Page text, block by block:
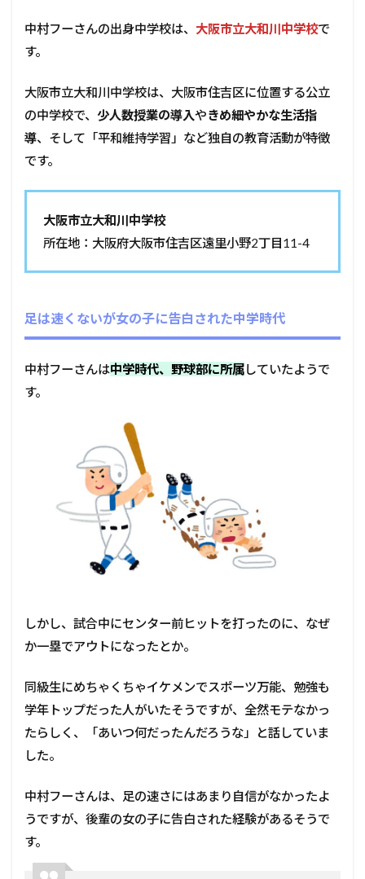
中村フーさんの出身中学校は、 大阪市立大和川中学校で
す。
大阪市立大和川中学校は、大阪市住吉区に位置する公立
の中学校で、 少人数授業の導入やきめ細やかな生活指
導、そして「平和維持学習」など独自の教育活動が特徴
です。
大阪市立大和川中学校
所在地：大阪府大阪市住吉区遠里小野2丁目11-4
足は速くないが女の子に告白された中学時代
中村フーさんは中学時代、野球部に所属していたようで
す。
しかし、試合中にセンター前ヒットを打ったのに、なぜ
か一塁でアウトになったとか。
同級生にめちゃくちゃイケメンでスポーツ万能、勉強も
学年トップだった人がいたそうですが、全然モテなかっ
たらしく、「あいつ何だったんだろうな」と話していま
した。
中村フーさんは、足の速さにはあまり自信がなかったよ
うですが、後輩の女の子に告白された経験があるそうで
す。